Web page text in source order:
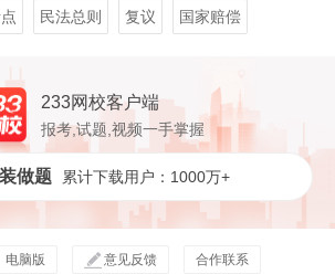
民法总则 复议 国家赔偿
233网校客户端
报考,试题,视频一手掌握
做题 累计下载用户：1000万+
电脑版 意见反馈 合作联系